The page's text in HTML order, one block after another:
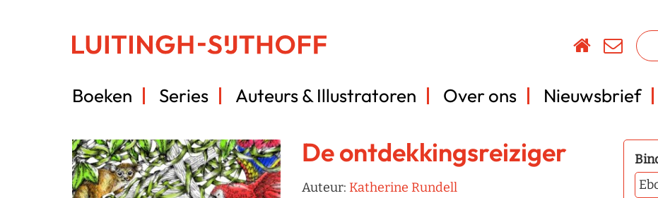
Boeken Series Auteurs & Illustratoren Over ons Nieuwsbrief
De ontdekkingsreiziger
Auteur: Katherine Rundell